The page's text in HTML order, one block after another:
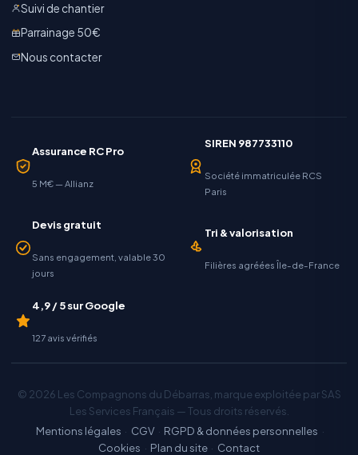
Suivi de chantier
Parrainage 50€
Nous contacter
Assurance RC Pro
5 M€ — Allianz
SIREN 987733110
Société immatriculée RCS
Paris
Devis gratuit
Sans engagement, valable 30
jours
Tri & valorisation
Filières agréées Île-de-France
4,9 / 5 sur Google
127 avis vérifiés
© 2026 Les Compagnons du Débarras, marque exploitée par SAS
Les Services Français — Tous droits réservés.
Mentions légales · CGV · RGPD & données personnelles ·
Cookies · Plan du site · Contact